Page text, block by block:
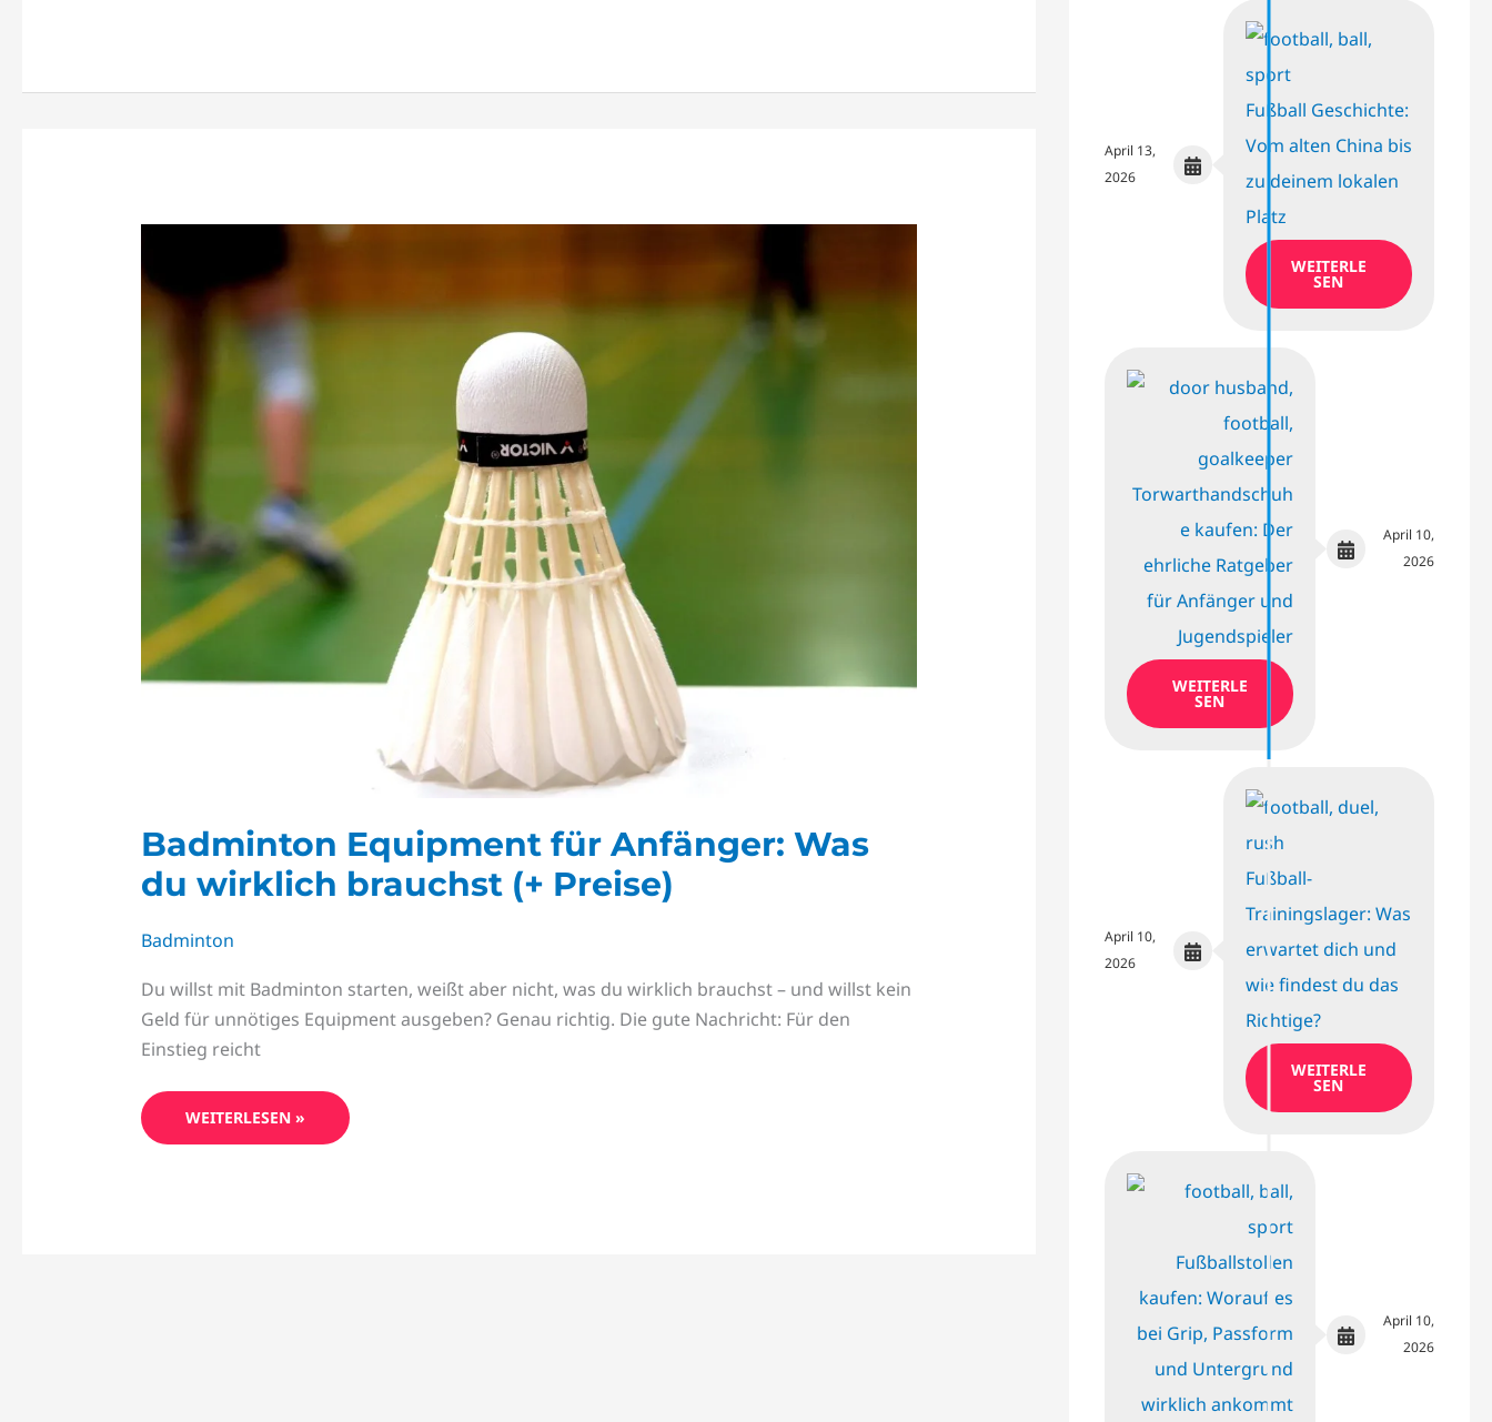
Badminton Equipment für Anfänger: Was
du wirklich brauchst (+ Preise)
Badminton
Du willst mit Badminton starten, weißt aber nicht, was du wirklich brauchst – und willst kein
Geld für unnötiges Equipment ausgeben? Genau richtig. Die gute Nachricht: Für den
Einstieg reicht
BADMINTON
ANFÄNGER:
WAS
WIRKLICH
WEITERLESEN »
Fußball Geschichte:
Vom alten China bis
zu deinem lokalen
Platz
WEITERLE
SEN
April 13,
2026
Torwarthandschuh
e kaufen: Der
ehrliche Ratgeber
für Anfänger und
Jugendspieler
WEITERLE
SEN
April 10,
2026
Fußball-
Trainingslager: Was
erwartet dich und
wie findest du das
Richtige?
WEITERLE
SEN
April 10,
2026
Fußballstollen
kaufen: Worauf es
bei Grip, Passform
und Untergrund
wirklich ankommt
April 10,
2026